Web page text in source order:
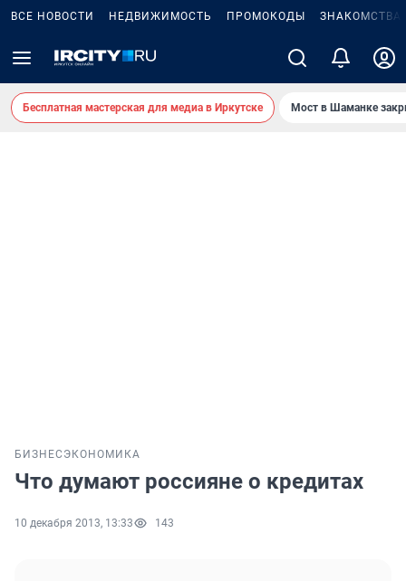
ВСЕ НОВОСТИ НЕДВИЖИМОСТЬ ПРОМОКОДЫ ЗНАКОМСТВА
Бесплатная мастерская для медиа в Иркутске Мост в Шаманке
БИЗНЕС ЭКОНОМИКА
Что думают россияне о кредитах
10 декабря 2013, 13:33 143